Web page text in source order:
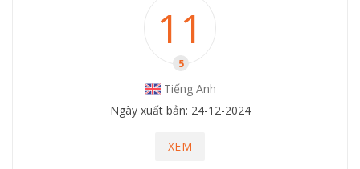
11
5
Tiếng Anh
Ngày xuất bản: 24-12-2024
XEM